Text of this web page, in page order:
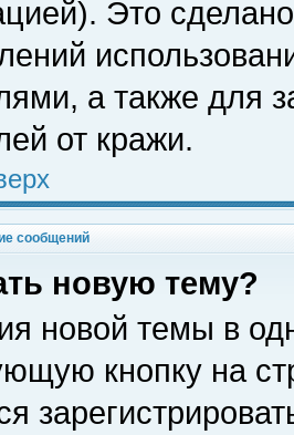
Это
а также для
от кражи.
сообщений
новую тему?
новой темы в
кнопку на